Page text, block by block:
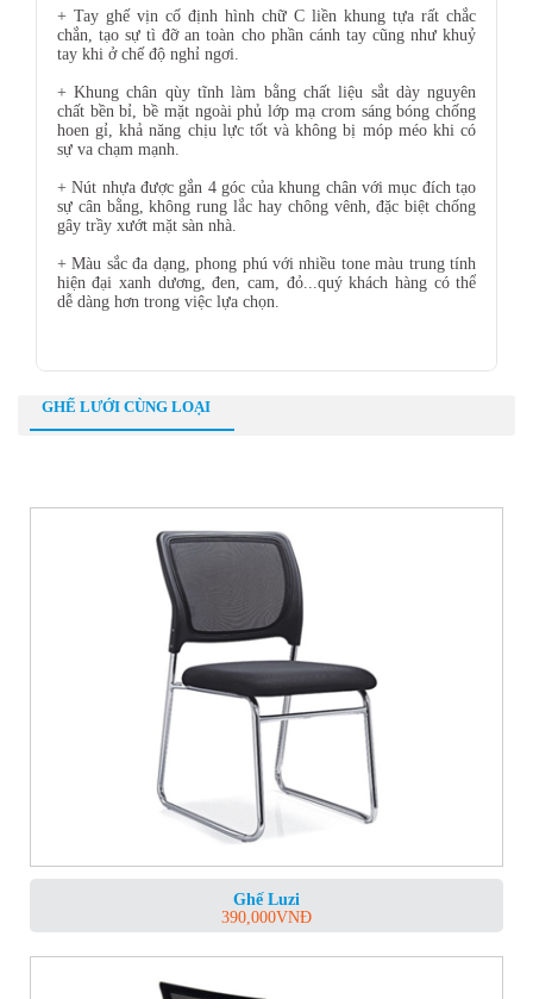
+ Tay ghế vịn cố định hình chữ C liền khung tựa rất chắc
chắn, tạo sự tì đỡ an toàn cho phần cánh tay cũng như khuỷ
tay khi ở chế độ nghỉ ngơi.
+ Khung chân qùy tĩnh làm bằng chất liệu sắt dày nguyên
chất bền bỉ, bề mặt ngoài phủ lớp mạ crom sáng bóng chống
hoen gỉ, khả năng chịu lực tốt và không bị móp méo khi có
sự va chạm mạnh.
+ Nút nhựa được gắn 4 góc của khung chân với mục đích tạo
sự cân bằng, không rung lắc hay chông vênh, đặc biệt chống
gây trầy xướt mặt sàn nhà.
+ Màu sắc đa dạng, phong phú với nhiều tone màu trung tính
hiện đại xanh dương, đen, cam, đỏ...quý khách hàng có thể
dễ dàng hơn trong việc lựa chọn.
GHẾ LƯỚI CÙNG LOẠI
Ghế Luzi
390,000VNĐ